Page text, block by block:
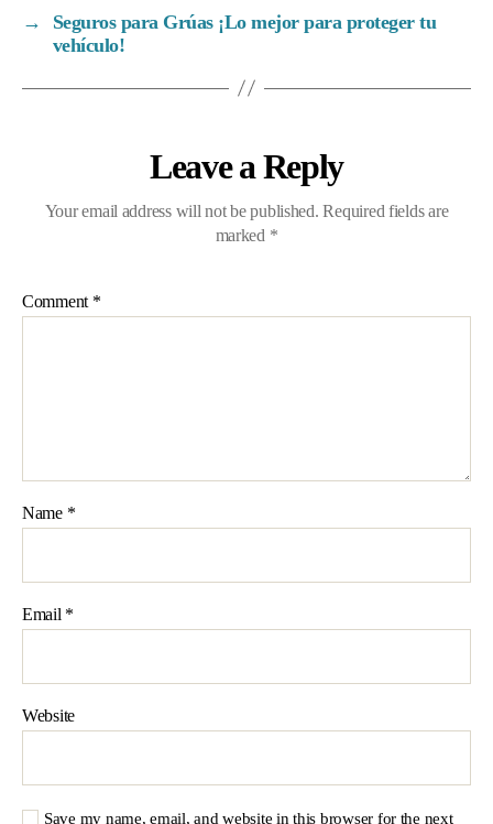
→
Seguros para Grúas ¡Lo mejor para proteger tu
vehículo!
Leave a Reply
Your email address will not be published. Required fields are
marked *
Comment *
Name *
Email *
Website
Save my name, email, and website in this browser for the next